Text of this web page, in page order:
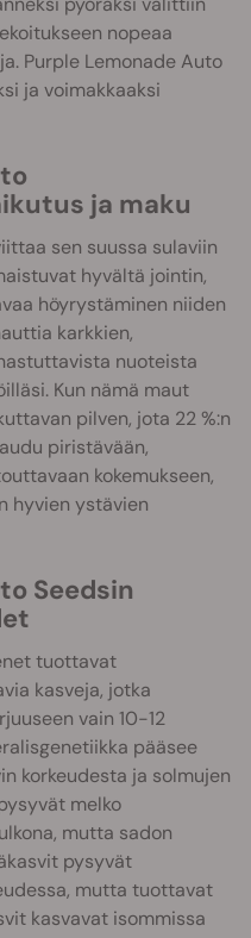
nopeaa
Purple Lemonade Auto
ja voimakkaaksi
ja maku
sen suussa sulaviin
hyvältä jointin,
höyrystäminen niiden
karkkien,
nuoteista
Kun nämä maut
pilven, jota 22 %:n
piristävään,
kokemukseen,
hyvien ystävien
Seedsin
tuottavat
kasveja, jotka
vain 10-12
pääsee
korkeudesta ja solmujen
melko
mutta sadon
pysyvät
mutta tuottavat
kasvavat isommissa